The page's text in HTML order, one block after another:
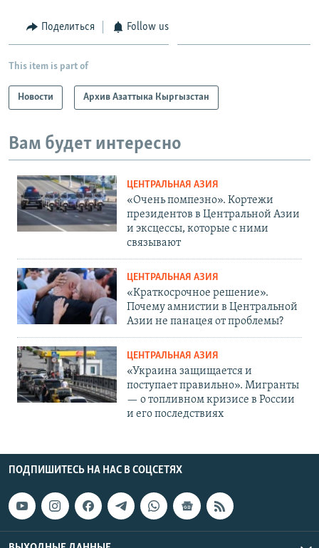
Поделиться Follow us
This item is part of
Новости Архив Азаттыка Кыргызстан
Вам будет интересно
ЦЕНТРАЛЬНАЯ АЗИЯ
«Очень помпезно». Кортежи
президентов в Центральной Азии
и эксцессы, которые с ними
связывают
ЦЕНТРАЛЬНАЯ АЗИЯ
«Краткосрочное решение».
Почему амнистии в Центральной
Азии не панацея от проблемы?
ЦЕНТРАЛЬНАЯ АЗИЯ
«Украина защищается и
поступает правильно». Мигранты
— о топливном кризисе в России
и его последствиях
ПОДПИШИТЕСЬ НА НАС В СОЦСЕТЯХ